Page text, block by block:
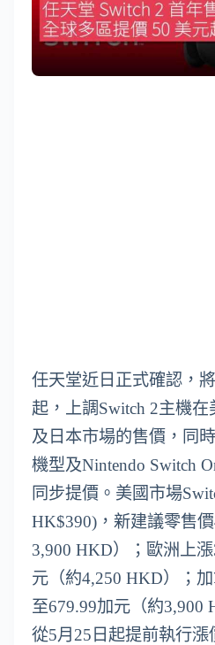
任天堂近日正式確認，
起，上調Switch 2主機
及日本市場的售價，同
機型及Nintendo Switch
同步提價。美國市場
HK$390)，新建議零售
3,900 HKD）；歐洲上
元（約4,250 HKD）；
至679.99加元（約3,900
從5月25日起提前執行漲